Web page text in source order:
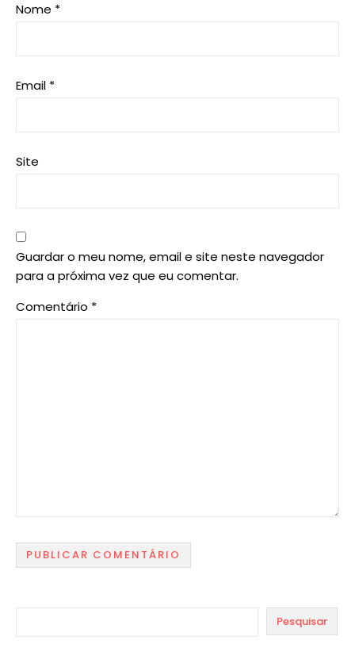
Nome *
Email *
Site
Guardar o meu nome, email e site neste navegador
para a próxima vez que eu comentar.
Comentário *
Pesquisar